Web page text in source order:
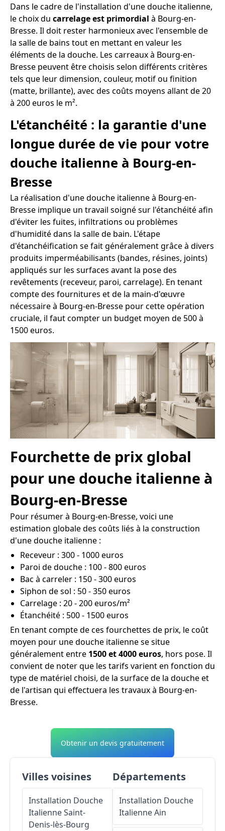
Dans le cadre de l'installation d'une douche italienne,
le choix du carrelage est primordial à Bourg-en-
Bresse. Il doit rester harmonieux avec l'ensemble de
la salle de bains tout en mettant en valeur les
éléments de la douche. Les carreaux à Bourg-en-
Bresse peuvent être choisis selon différents critères
tels que leur dimension, couleur, motif ou finition
(matte, brillante), avec des coûts moyens allant de 20
à 200 euros le m².
L'étanchéité : la garantie d'une
longue durée de vie pour votre
douche italienne à Bourg-en-
Bresse
La réalisation d'une douche italienne à Bourg-en-
Bresse implique un travail soigné sur l'étanchéité afin
d'éviter les fuites, infiltrations ou problèmes
d'humidité dans la salle de bain. L'étape
d'étanchéification se fait généralement grâce à divers
produits imperméabilisants (bandes, résines, joints)
appliqués sur les surfaces avant la pose des
revêtements (receveur, paroi, carrelage). En tenant
compte des fournitures et de la main-d'œuvre
nécessaire à Bourg-en-Bresse pour cette opération
cruciale, il faut compter un budget moyen de 500 à
1500 euros.
Fourchette de prix global
pour une douche italienne à
Bourg-en-Bresse
Pour résumer à Bourg-en-Bresse, voici une
estimation globale des coûts liés à la construction
d'une douche italienne :
Receveur : 300 - 1000 euros
Paroi de douche : 100 - 800 euros
Bac à carreler : 150 - 300 euros
Siphon de sol : 50 - 350 euros
Carrelage : 20 - 200 euros/m²
Étanchéité : 500 - 1500 euros
En tenant compte de ces fourchettes de prix, le coût
moyen pour une douche italienne se situe
généralement entre 1500 et 4000 euros, hors pose. Il
convient de noter que les tarifs varient en fonction du
type de matériel choisi, de la surface de la douche et
de l'artisan qui effectuera les travaux à Bourg-en-
Bresse.
Obtenir un devis gratuitement
Villes voisines
Installation Douche
ItalienneSaint-
Denis-lès-Bourg
Départements
Installation Douche
ItalienneAin